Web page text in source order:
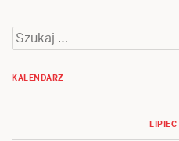
wpisu
Szukaj:
KALENDARZ